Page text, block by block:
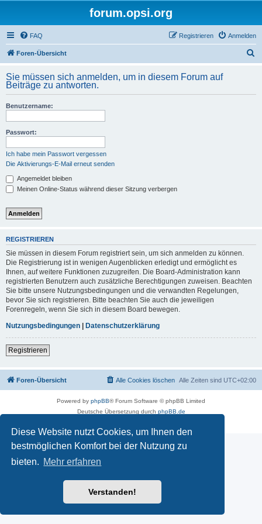
Diese Website nutzt Cookies, um Ihnen den
bestmöglichen Komfort bei der Nutzung zu
bieten. Mehr erfahren
Verstanden!
forum.opsi.org
FAQ Anmelden
Registrieren
Foren-Übersicht
h
Sie müssen sich anmelden, um in diesem Forum auf
Beiträge zu antworten.
Benutzername:
Passwort:
Ich habe mein Passwort vergessen
Die Aktivierungs-E-Mail erneut senden
Angemeldet bleiben
Meinen Online-Status während dieser Sitzung verbergen
REGISTRIEREN
Sie müssen in diesem Forum registriert sein, um sich anmelden zu können.
Die Registrierung ist in wenigen Augenblicken erledigt und ermöglicht es
Ihnen, auf weitere Funktionen zuzugreifen. Die Board-Administration kann
registrierten Benutzern auch zusätzliche Berechtigungen zuweisen. Beachten
Sie bitte unsere Nutzungsbedingungen und die verwandten Regelungen,
bevor Sie sich registrieren. Bitte beachten Sie auch die jeweiligen
Forenregeln, wenn Sie sich in diesem Board bewegen.
Nutzungsbedingungen | Datenschutzerklärung
Registrieren
Foren-Übersicht Alle Zeiten sind UTC+02:00
Alle Cookies löschen
Powered by phpBB® Forum Software © phpBB Limited
Deutsche Übersetzung durch phpBB.de